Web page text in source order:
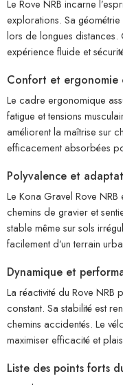
Le Rove NRB incarne
explorations. Sa
lors de longues
expérience fluide et
Confort et ergonomie
Le cadre ergonomique
fatigue et tensions
améliorent la maîtrise sur
efficacement absorbées
Polyvalence et
Le Kona Gravel Rove
chemins de gravier et
stable même sur sols
facilement d’un terrain
Dynamique et
La réactivité du Rove
constant. Sa stabilité est
chemins accidentés. Le
maximiser efficacité et
Liste des points forts